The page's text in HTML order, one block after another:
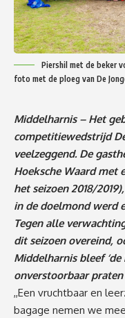
Piershil met de beker
foto met de ploeg van De
Middelharnis – Het
competitiewedstrijd
veelzeggend. De
Hoeksche Waard met
het seizoen 2018/
in de doelmond werd
Tegen alle
dit seizoen overeind,
Middelharnis bleef
onverstoorbaar
,,Een vruchtbaar en
bagage nemen we